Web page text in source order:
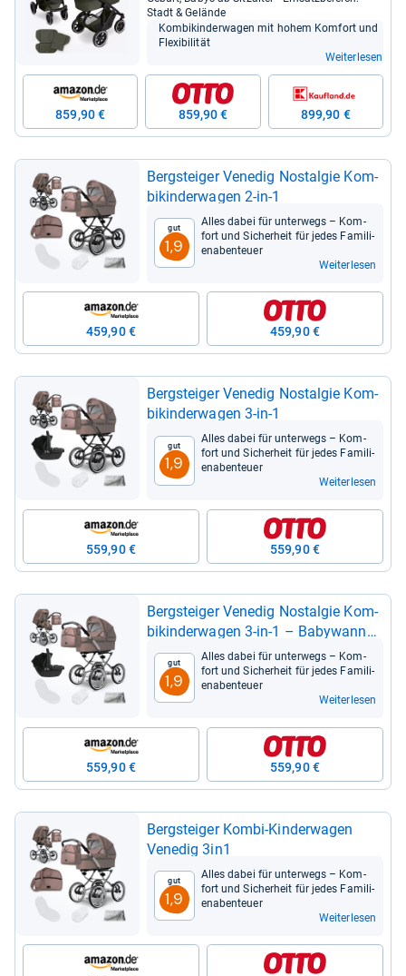
Stadt & Gelände
Kom­bi­kin­der­wa­gen mit hohem Kom­fort und
Fle­xi­bi­li­tät
Weiterlesen
859,90 € 859,90 € 899,90 €
Berg­stei­ger Vene­dig Nost­al­gie Kom­
bi­kin­der­wa­gen 2-​in-​1
Gut
1,9
Alles dabei für unter­wegs – Kom­
fort und Sicher­heit für jedes Fami­li­
en­aben­teuer
Weiterlesen
459,90 € 459,90 €
Berg­stei­ger Vene­dig Nost­al­gie Kom­
bi­kin­der­wa­gen 3-​in-​1
Gut
1,9
Alles dabei für unter­wegs – Kom­
fort und Sicher­heit für jedes Fami­li­
en­aben­teuer
Weiterlesen
559,90 € 559,90 €
Berg­stei­ger Vene­dig Nost­al­gie Kom­
bi­kin­der­wa­gen 3-​in-​1 – Baby­wanne,
Sport­sitz & i-​Size Baby­schale,
Luftrei­fen, Fede­rung, höhen­ver­stell­
ba­rer Griff, falt­bar, Zube­hör
Gut
1,9
Alles dabei für unter­wegs – Kom­
fort und Sicher­heit für jedes Fami­li­
en­aben­teuer
Weiterlesen
559,90 € 559,90 €
Berg­stei­ger Kombi-​Kin­der­wa­gen
Vene­dig 3in1
Gut
1,9
Alles dabei für unter­wegs – Kom­
fort und Sicher­heit für jedes Fami­li­
en­aben­teuer
Weiterlesen